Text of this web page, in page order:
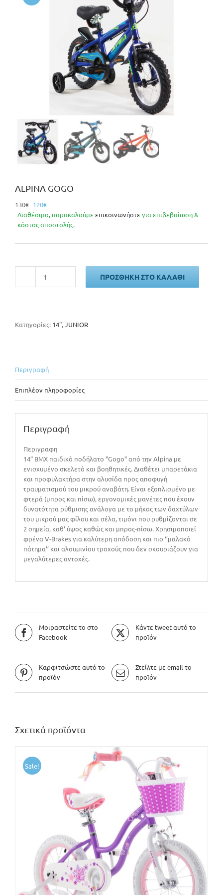
ALPINA GOGO
130€ Original
price
was:
120€Η
τρέχουσα
τιμή
120€.
Διαθέσιμο, παρακαλούμε επικοινωνήστε για επιβεβαίωση &
κόστος αποστολής.
ALPINA
ΠΡΟΣΘΉΚΗ ΣΤΟ ΚΑΛΆΘΙ
Κατηγορίες: 14",JUNIOR
Περιγραφή
Επιπλέον πληροφορίες
Περιγραφή
Περιγραφη
14” ΒΜΧ παιδικό ποδήλατο ”Gogo” από την Alpina με
ενισχυμένο σκελετό και βοηθητικές. Διαθέτει μπαρετάκια
και προφυλακτήρα στην αλυσίδα προς αποφυγή
τραυματισμού του μικρού αναβάτη. Είναι εξοπλισμένο με
φτερά (μπρος και πίσω), εργονομικές μανέτες που έχουν
δυνατότητα ρύθμισης ανάλογα με το μήκος των δαχτύλων
του μικρού μας φίλου και σέλα, τιμόνι που ρυθμίζονται σε
2 σημεία, καθ’ ύψος καθώς και μπρος-πίσω. Χρησιμοποιεί
φρένα V-Brakes για καλύτερη απόδοση και πιο ‘’μαλακό
πάτημα’’ και αλουμινίου τροχούς που δεν σκουριάζουν για
μεγαλύτερες αντοχές.
Μοιραστείτε το στο
Facebook
Κάντε tweet αυτό το
προϊόν
Καρφιτσώστε αυτό το
προϊόν
Στείλτε με email το
προϊόν
Σχετικά προϊόντα
Sale!